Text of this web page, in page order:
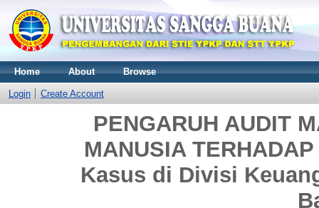
Home About Browse
Login Create Account
PENGARUH AUDIT
MANUSIA
Kasus di Divisi